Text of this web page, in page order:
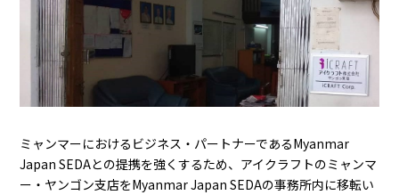
ミャンマーにおけるビジネス・パートナーであるMyanmar
Japan SEDAとの提携を強くするため、アイクラフトのミャンマ
ー・ヤンゴン支店をMyanmar Japan SEDAの事務所内に移転い